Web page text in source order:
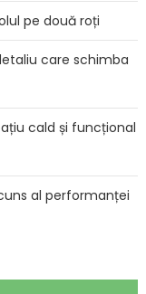
pe două roți
care schimba
cald și funcțional
al performanței